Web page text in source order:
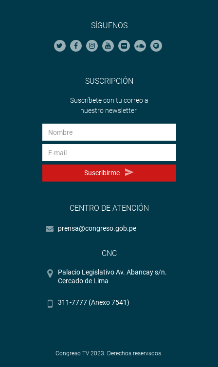
SÍGUENOS
SUSCRIPCIÓN
Suscríbete con tu correo a
nuestro newsletter.
Suscribirme
CENTRO DE ATENCIÓN
prensa@congreso.gob.pe
CNC
Palacio Legislativo Av. Abancay s/n.
Cercado de Lima
311-7777 (Anexo 7541)
Congreso TV 2023. Derechos reservados.